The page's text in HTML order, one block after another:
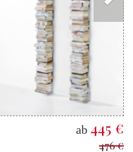
ab 445 €
476 €